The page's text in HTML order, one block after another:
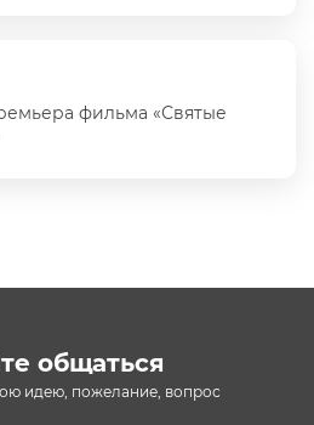
фильма «Святые
общаться
идею, пожелание, вопрос